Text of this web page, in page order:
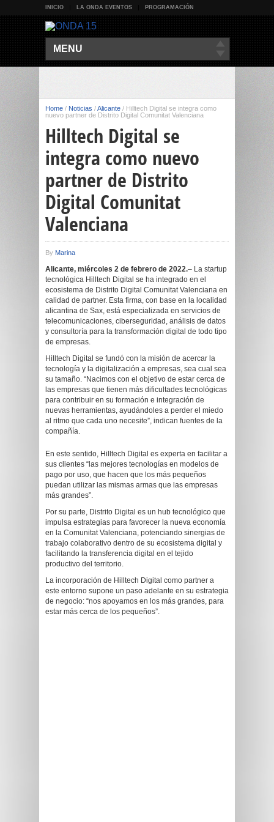
INICIO LA ONDA EVENTOS PROGRAMACIÓN
MENU
Home / Noticias /Alicante / Hilltech Digital se integra como
nuevo partner de Distrito Digital Comunitat Valenciana
Hilltech Digital se
integra como nuevo
partner de Distrito
Digital Comunitat
Valenciana
By Marina
Alicante, miércoles 2 de febrero de 2022.– La startup
tecnológica Hilltech Digital se ha integrado en el
ecosistema de Distrito Digital Comunitat Valenciana en
calidad de partner. Esta firma, con base en la localidad
alicantina de Sax, está especializada en servicios de
telecomunicaciones, ciberseguridad, análisis de datos
y consultoría para la transformación digital de todo tipo
de empresas.
Hilltech Digital se fundó con la misión de acercar la
tecnología y la digitalización a empresas, sea cual sea
su tamaño. “Nacimos con el objetivo de estar cerca de
las empresas que tienen más dificultades tecnológicas
para contribuir en su formación e integración de
nuevas herramientas, ayudándoles a perder el miedo
al ritmo que cada uno necesite”, indican fuentes de la
compañía.
En este sentido, Hilltech Digital es experta en facilitar a
sus clientes “las mejores tecnologías en modelos de
pago por uso, que hacen que los más pequeños
puedan utilizar las mismas armas que las empresas
más grandes”.
Por su parte, Distrito Digital es un hub tecnológico que
impulsa estrategias para favorecer la nueva economía
en la Comunitat Valenciana, potenciando sinergias de
trabajo colaborativo dentro de su ecosistema digital y
facilitando la transferencia digital en el tejido
productivo del territorio.
La incorporación de Hilltech Digital como partner a
este entorno supone un paso adelante en su estrategia
de negocio: “nos apoyamos en los más grandes, para
estar más cerca de los pequeños”.